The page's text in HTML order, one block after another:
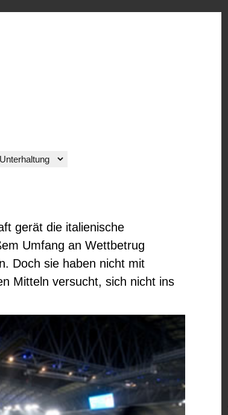
gerät die italienische
Umfang an Wettbetrug
Doch sie haben nicht mit
Mitteln versucht, sich nicht ins